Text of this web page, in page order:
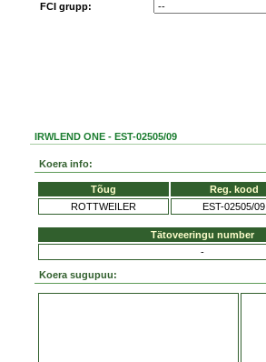
FCI grupp:
IRWLEND ONE - EST-02505/09
Koera info:
Tõug Reg. kood
ROTTWEILER
EST-02505/09
Tätoveeringu number
-
Koera sugupuu: